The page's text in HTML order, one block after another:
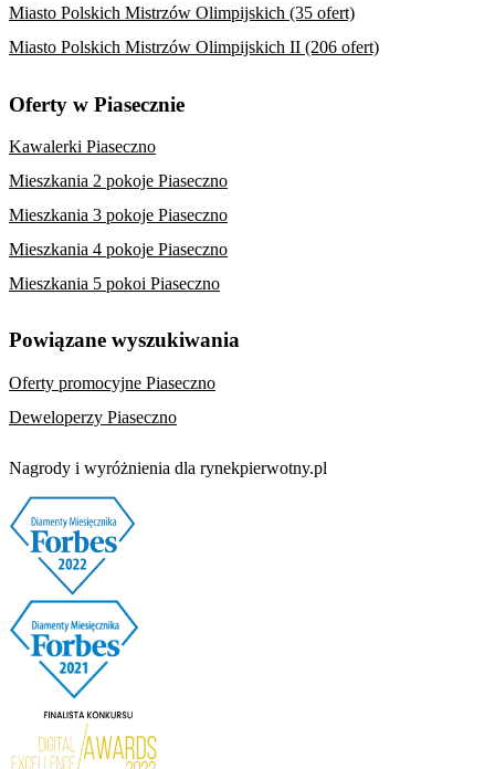
Miasto Polskich Mistrzów Olimpijskich (35 ofert)
Miasto Polskich Mistrzów Olimpijskich II (206 ofert)
Oferty w Piasecznie
Kawalerki Piaseczno
Mieszkania 2 pokoje Piaseczno
Mieszkania 3 pokoje Piaseczno
Mieszkania 4 pokoje Piaseczno
Mieszkania 5 pokoi Piaseczno
Powiązane wyszukiwania
Oferty promocyjne Piaseczno
Deweloperzy Piaseczno
Nagrody i wyróżnienia dla rynekpierwotny.pl